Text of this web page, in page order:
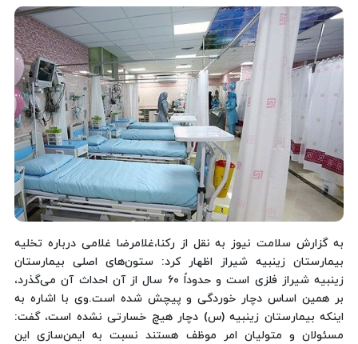
به گزارش سلامت نیوز به نقل از رکنا،غلامرضا غلامی درباره تخلیه
بیمارستان زینبیه شیراز اظهار کرد: ستون‌های اصلی بیمارستان
زینبیه شیراز فلزی است و حدوداً ۶۰ سال از آن احداث آن می‌گذرد،
بر همین اساس دچار خوردگی و پیچش شده است.وی با اشاره به
اینکه بیمارستان زینبیه (س) دچار هیچ خسارتی نشده است، گفت:
مسئولان و متولیان امر موظف هستند نسبت به ایمن‌سازی این